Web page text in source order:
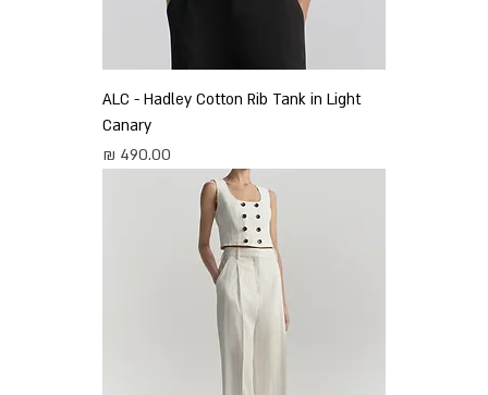
ALC - Hadley Cotton Rib Tank in Light
Canary
מחיר